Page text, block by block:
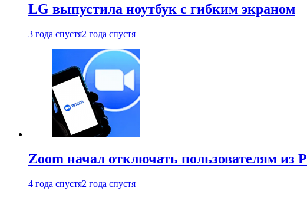
LG выпустила ноутбук с гибким экраном
3 года спустя2 года спустя
Zoom начал отключать пользователям
4 года спустя2 года спустя